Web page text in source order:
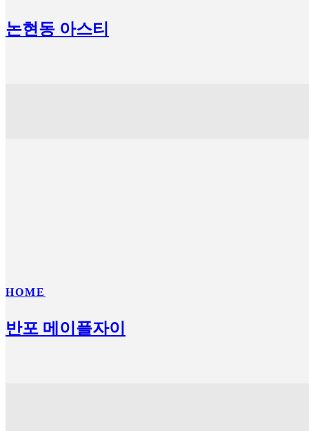
논현동 아스티
HOME
반포 메이플자이